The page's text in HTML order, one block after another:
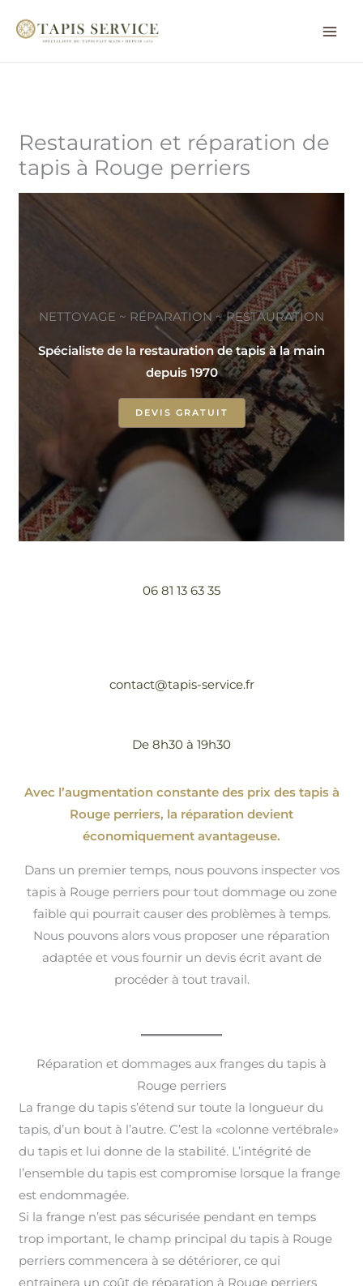
Restauration et réparation de
tapis à Rouge perriers
NETTOYAGE ~ RÉPARATION ~ RESTAURATION
Spécialiste de la restauration de tapis à la main
depuis 1970
DEVIS GRATUIT
06 81 13 63 35
contact@tapis-service.fr
De 8h30 à 19h30
Avec l’augmentation constante des prix des tapis à
Rouge perriers, la réparation devient
économiquement avantageuse.
Dans un premier temps, nous pouvons inspecter vos
tapis à Rouge perriers pour tout dommage ou zone
faible qui pourrait causer des problèmes à temps.
Nous pouvons alors vous proposer une réparation
adaptée et vous fournir un devis écrit avant de
procéder à tout travail.
Réparation et dommages aux franges du tapis à
Rouge perriers
La frange du tapis s’étend sur toute la longueur du
tapis, d’un bout à l’autre. C’est la «colonne vertébrale»
du tapis et lui donne de la stabilité. L’intégrité de
l’ensemble du tapis est compromise lorsque la frange
est endommagée.
Si la frange n’est pas sécurisée pendant en temps
trop important, le champ principal du tapis à Rouge
perriers commencera à se détériorer, ce qui
entrainera un coût de réparation à Rouge perriers